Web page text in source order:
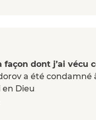
façon dont j’ai vécu
a été condamné
Dieu